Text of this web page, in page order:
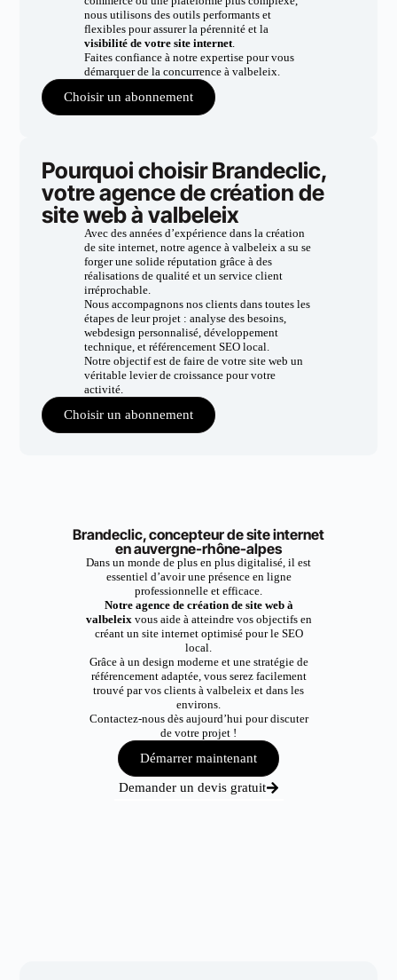
nous utilisons des outils performants et
flexibles pour assurer la pérennité et la
visibilité de votre site internet.
Faites confiance à notre expertise pour vous
démarquer de la concurrence à valbeleix.
Choisir un abonnement
Pourquoi choisir Brandeclic,
votre agence de création de
site web à valbeleix
Avec des années d’expérience dans la création
de site internet, notre agence à valbeleix a su se
forger une solide réputation grâce à des
réalisations de qualité et un service client
irréprochable.
Nous accompagnons nos clients dans toutes les
étapes de leur projet : analyse des besoins,
webdesign personnalisé, développement
technique, et référencement SEO local.
Notre objectif est de faire de votre site web un
véritable levier de croissance pour votre
activité.
Choisir un abonnement
Brandeclic, concepteur de site internet
en auvergne-rhône-alpes
Dans un monde de plus en plus digitalisé, il est
essentiel d’avoir une présence en ligne
professionnelle et efficace.
Notre agence de création de site web à
valbeleixvous aide à atteindre vos objectifs en
créant un site internet optimisé pour le SEO
local.
Grâce à un design moderne et une stratégie de
référencement adaptée, vous serez facilement
trouvé par vos clients à valbeleix et dans les
environs.
Contactez-nous dès aujourd’hui pour discuter
de votre projet !
Démarrer maintenant
Demander un devis gratuit